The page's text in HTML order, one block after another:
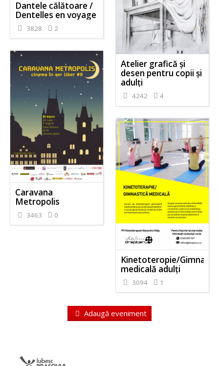
Dantele călătoare /
Dentelles en voyage
3828 2
Atelier grafică și
desen pentru copii și
adulți
4242 4
Caravana
Metropolis
3463 0
Kinetoteropie/
medicală adulți
3094 1
Adaugă eveniment